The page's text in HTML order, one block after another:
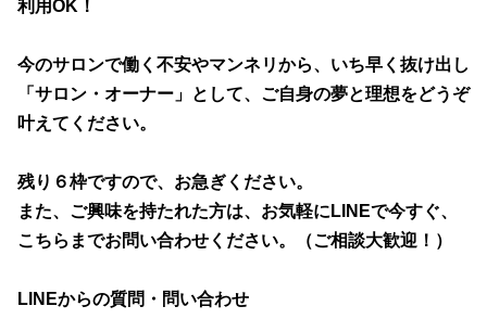
利用OK！
今のサロンで働く不安やマンネリから、いち早く抜け出し
「サロン・オーナー」として、ご自身の夢と理想をどうぞ
叶えてください。
残り６枠ですので、お急ぎください。
また、ご興味を持たれた方は、お気軽にLINEで今すぐ、
こちらまでお問い合わせください。（ご相談大歓迎！）
LINEからの質問・問い合わせ